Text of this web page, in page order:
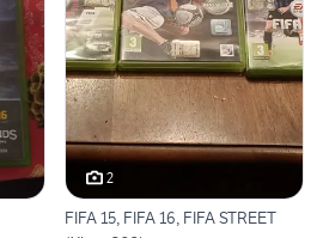
2
FIFA 15, FIFA 16, FIFA STREET